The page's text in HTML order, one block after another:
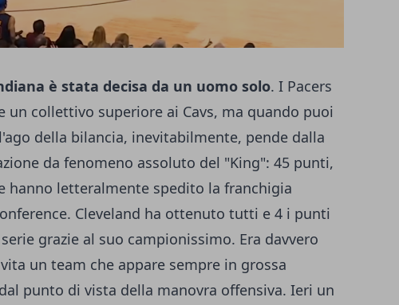
è stata decisa da un uomo solo. I Pacers
un collettivo superiore ai Cavs, ma quando puoi
l'ago della bilancia, inevitabilmente, pende dalla
da fenomeno assoluto del "King": 45 punti,
hanno letteralmente spedito la franchigia
Cleveland ha ottenuto tutti e 4 i punti
grazie al suo campionissimo. Era davvero
un team che appare sempre in grossa
punto di vista della manovra offensiva. Ieri un